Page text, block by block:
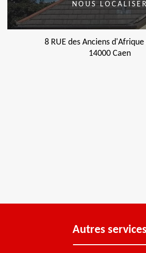
NOUS LOCALISER
8 RUE des Anciens
14000 Caen
Autres services